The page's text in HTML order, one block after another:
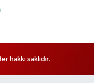
hakkı saklıdır.